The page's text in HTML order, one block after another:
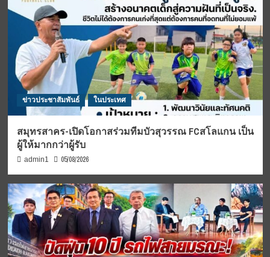
ข่าวประชาสัมพันธ์ ในประเทศ
สมุทรสาคร-เปิดโอกาสร่วมทีมบัวสุวรรณ FCสโลแกน เป็น
ผู้ให้มากกว่าผู้รับ
admin1 05/08/2026